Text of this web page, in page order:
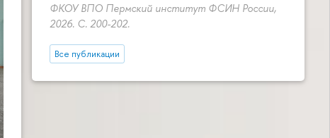
ФКОУ ВПО Пермский институт ФСИН России,
2026. С. 200-202.
Все публикации